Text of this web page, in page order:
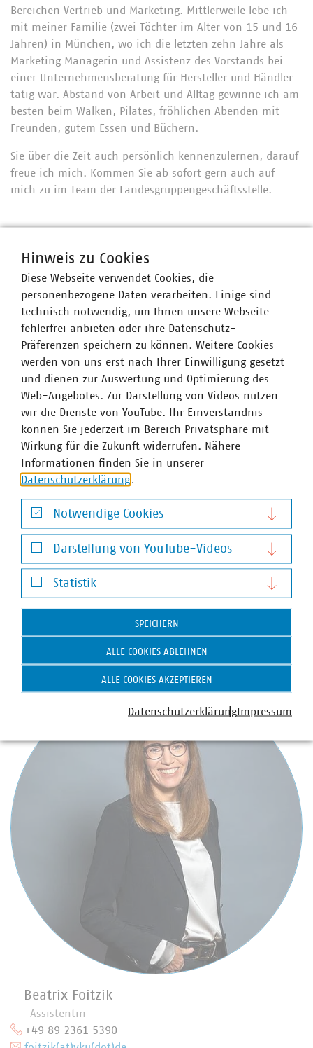
Bereichen Vertrieb und Marketing. Mittlerweile lebe ich
mit meiner Familie (zwei Töchter im Alter von 15 und 16
Jahren) in München, wo ich die letzten zehn Jahre als
Marketing Managerin und Assistenz des Vorstands bei
einer Unternehmensberatung für Hersteller und Händler
tätig war. Abstand von Arbeit und Alltag gewinne ich am
besten beim Walken, Pilates, fröhlichen Abenden mit
Freunden, gutem Essen und Büchern.
Sie über die Zeit auch persönlich kennenzulernen, darauf
freue ich mich. Kommen Sie ab sofort gern auch auf
mich zu im Team der Landesgruppengeschäftsstelle.
Ansprechpartner
Gunnar Braun
Geschäftsführer
Beatrix Foitzik
Assistentin
+49 89 2361 5390
Hinweis zu Cookies
Diese Webseite verwendet Cookies, die
personenbezogene Daten verarbeiten. Einige sind
technisch notwendig, um Ihnen unsere Webseite
fehlerfrei anbieten oder ihre Datenschutz-
Präferenzen speichern zu können. Weitere Cookies
werden von uns erst nach Ihrer Einwilligung gesetzt
und dienen zur Auswertung und Optimierung des
Web-Angebotes. Zur Darstellung von Videos nutzen
wir die Dienste von YouTube. Ihr Einverständnis
können Sie jederzeit im Bereich Privatsphäre mit
Wirkung für die Zukunft widerrufen. Nähere
Informationen finden Sie in unserer
Datenschutzerklärung.
Notwendige Cookies
Notwendige Cookies
Darstellung von YouTube-Videos
Darstellung von YouTube-Videos
Statistik
Statistik
SPEICHERN
ALLE COOKIES ABLEHNEN
ALLE COOKIES AKZEPTIEREN
DatenschutzerklärungImpressum